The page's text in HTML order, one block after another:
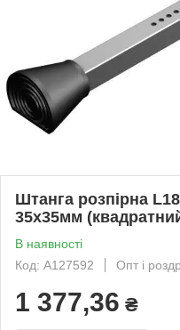
Штанга розпірна
35х35мм
В наявності
Код: A127592
Опт і
1 377,36 ₴